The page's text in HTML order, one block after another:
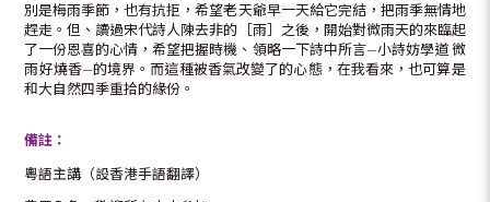
別是梅雨季節，也有抗拒，希望老天爺早一天給它完結，把雨季無情地
趕走。但、讀過宋代詩人陳去非的［雨］之後，開始對微雨天的來臨起
了一份恩喜的心情，希望把握時機、領略一下詩中所言—小詩妨學道 微
雨好燒香—的境界。而這種被香氣改變了的心態，在我看來，也可算是
和大自然四季重拾的緣份。
備註：
粵語主講（設香港手語翻譯）